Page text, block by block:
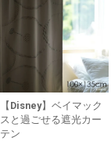
【Disney】ベイマック
スと過ごせる遮光カー
テン